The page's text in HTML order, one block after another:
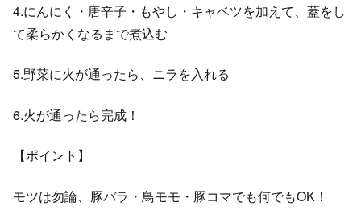
4.にんにく・唐辛子・もやし・キャベツを加えて、蓋をし
て柔らかくなるまで煮込む
5.野菜に火が通ったら、ニラを入れる
6.火が通ったら完成！
【ポイント】
モツは勿論、豚バラ・鳥モモ・豚コマでも何でもOK！